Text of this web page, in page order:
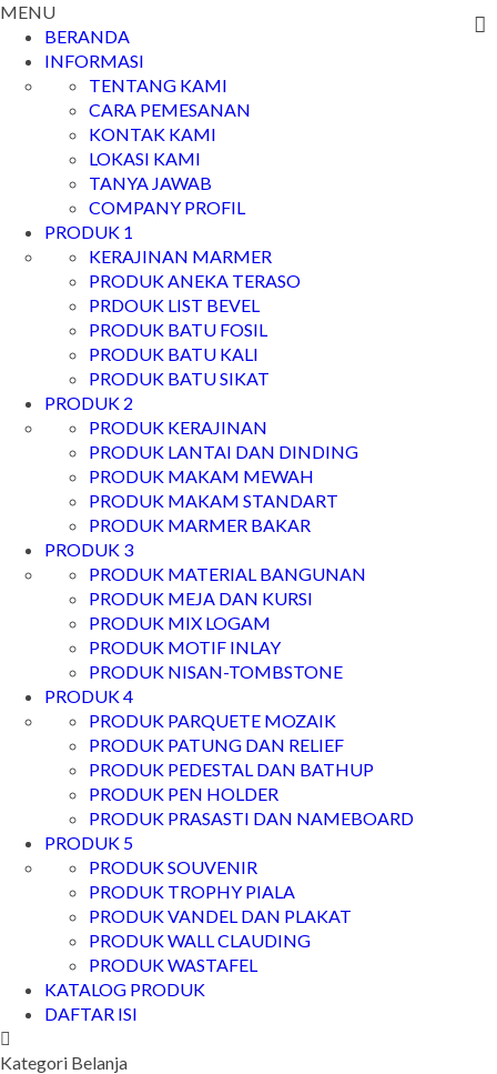
MENU
BERANDA
INFORMASI
TENTANG KAMI
CARA PEMESANAN
KONTAK KAMI
LOKASI KAMI
TANYA JAWAB
COMPANY PROFIL
PRODUK 1
KERAJINAN MARMER
PRODUK ANEKA TERASO
PRDOUK LIST BEVEL
PRODUK BATU FOSIL
PRODUK BATU KALI
PRODUK BATU SIKAT
PRODUK 2
PRODUK KERAJINAN
PRODUK LANTAI DAN DINDING
PRODUK MAKAM MEWAH
PRODUK MAKAM STANDART
PRODUK MARMER BAKAR
PRODUK 3
PRODUK MATERIAL BANGUNAN
PRODUK MEJA DAN KURSI
PRODUK MIX LOGAM
PRODUK MOTIF INLAY
PRODUK NISAN-TOMBSTONE
PRODUK 4
PRODUK PARQUETE MOZAIK
PRODUK PATUNG DAN RELIEF
PRODUK PEDESTAL DAN BATHUP
PRODUK PEN HOLDER
PRODUK PRASASTI DAN NAMEBOARD
PRODUK 5
PRODUK SOUVENIR
PRODUK TROPHY PIALA
PRODUK VANDEL DAN PLAKAT
PRODUK WALL CLAUDING
PRODUK WASTAFEL
KATALOG PRODUK
DAFTAR ISI
Kategori Belanja